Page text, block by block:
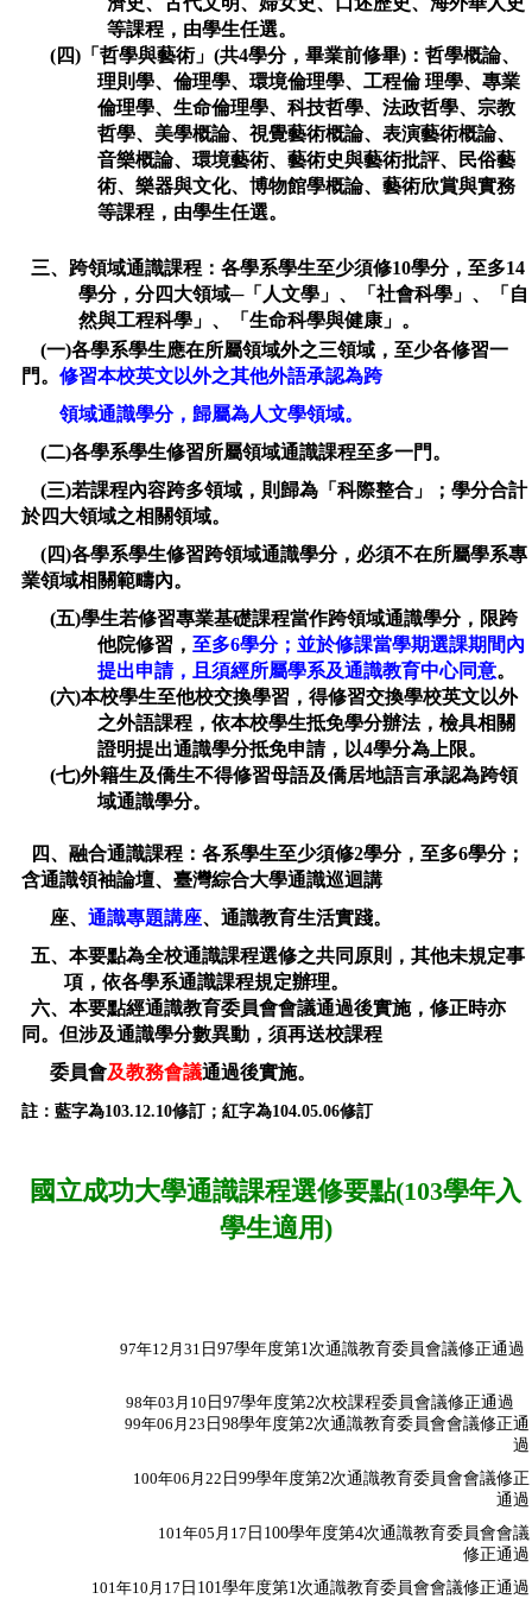
等課程，由學生任選。
(四)「哲學與藝術」(共4學分，畢業前修畢)：哲學概論、
理則學、倫理學、環境倫理學、工程倫 理學、專業
倫理學、生命倫理學、科技哲學、法政哲學、宗教
哲學、美學概論、視覺藝術概論、表演藝術概論、
音樂概論、環境藝術、藝術史與藝術批評、民俗藝
術、樂器與文化、博物館學概論、藝術欣賞與實務
等課程，由學生任選。
三、跨領域通識課程：各學系學生至少須修10學分，至多14
學分，分四大領域─「人文學」、「社會科學」、「自
然與工程科學」、「生命科學與健康」。
(一)各學系學生應在所屬領域外之三領域，至少各修習一
門。 修習本校英文以外之其他外語承認為跨
領域通識學分，歸屬為人文學領域。
(二)各學系學生修習所屬領域通識課程至多一門。
(三)若課程內容跨多領域，則歸為「科際整合」；學分合計
於四大領域之相關領域。
(四)各學系學生修習跨領域通識學分，必須不在所屬學系專
業領域相關範疇內。
(五)學生若修習專業基礎課程當作跨領域通識學分，限跨
他院修習， 至多6學分；並於修課當學期選課期間內
提出申請，且須經所屬學系及通識教育中心同意。
(六)本校學生至他校交換學習，得修習交換學校英文以外
之外語課程，依本校學生抵免學分辦法，檢具相關
證明提出通識學分抵免申請，以4學分為上限。
(七)外籍生及僑生不得修習母語及僑居地語言承認為跨領
域通識學分。
四、融合通識課程：各系學生至少須修2學分，至多6學分；
含通識領袖論壇、 臺灣綜合大學通識巡迴講
座、 通識專題講座、通識教育生活實踐。
五、本要點為全校通識課程選修之共同原則，其他未規定事
項，依各學系通識課程規定辦理。
六、本要點經通識教育委員會會議通過後實施，修正時亦
同。但涉及通識學分數異動，須再送校課程
委員會及教務會議通過後實施。
註：藍字為103.12.10修訂；紅字為104.05.06修訂
國立成功大學通識課程選修要點(103學年入
學生適用)
97年12月31 日97學年度第1次通識教育委員會議修正通過
98年03月10 日97學年度第2次校課程委員會議修正通過
99年06月23 日98學年度第2次通識教育委員會會議修正通
過
100年06月22 日99學年度第2次通識教育委員會會議修正
通過
101年05月17 日100學年度第4次通識教育委員會會議
修正通過
101年10月17 日101學年度第1次通識教育委員會會議修正通過